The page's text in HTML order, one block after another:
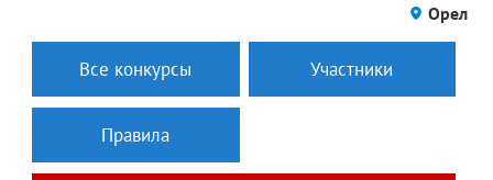
Орел
Все конкурсы Участники
Правила